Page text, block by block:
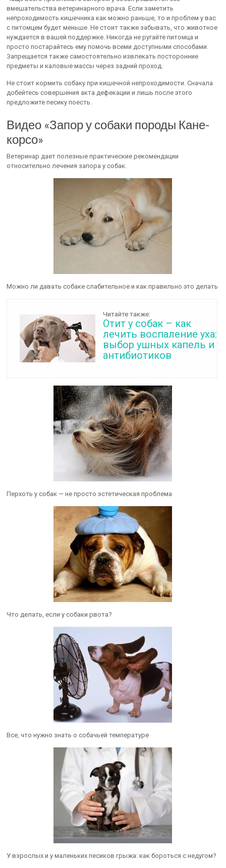
вмешательства ветеринарного врача. Если заметить
непроходимость кишечника как можно раньше, то и проблем у вас
с питомцем будет меньше. Не стоит также забывать, что животное
нуждается в вашей поддержке. Никогда не ругайте питомца и
просто постарайтесь ему помочь всеми доступными способами.
Запрещается также самостоятельно извлекать посторонние
предметы и каловые массы через задний проход.
Не стоит кормить собаку при кишечной непроходимости. Сначала
добейтесь совершения акта дефекации и лишь после этого
предложите песику поесть.
Видео «Запор у собаки породы Кане-
корсо»
Ветеринар дает полезные практические рекомендации
относительно лечения запора у собак.
Можно ли давать собаке слабительное и как правильно это делать
Читайте также:
Отит у собак – как
лечить воспаление уха:
выбор ушных капель и
антибиотиков
Перхоть у собак — не просто эстетическая проблема
Что делать, если у собаки рвота?
Все, что нужно знать о собачьей температуре
У взрослых и у маленьких песиков грыжа: как бороться с недугом?